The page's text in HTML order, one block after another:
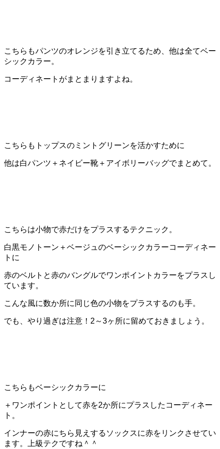
こちらもパンツのオレンジを引き立てるため、他は全てベー
シックカラー。
コーディネートがまとまりますよね。
こちらもトップスのミントグリーンを活かすために
他は白パンツ＋ネイビー靴＋アイボリーバッグでまとめて。
こちらは小物で赤だけをプラスするテクニック。
白黒モノトーン＋ベージュのベーシックカラーコーディネー
トに
赤のベルトと赤のバングルでワンポイントカラーをプラスし
ています。
こんな風に数か所に同じ色の小物をプラスするのも手。
でも、やり過ぎは注意！2～3ヶ所に留めておきましょう。
こちらもベーシックカラーに
＋ワンポイントとして赤を2か所にプラスしたコーディネー
ト。
インナーの赤にちら見えするソックスに赤をリンクさせてい
ます。上級テクですね＾＾